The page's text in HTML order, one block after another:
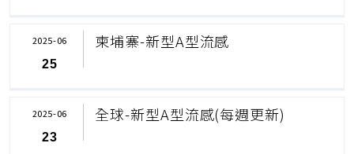
柬埔寨-新型A型流感
2025-06
25
全球-新型A型流感(每週更新)
2025-06
23